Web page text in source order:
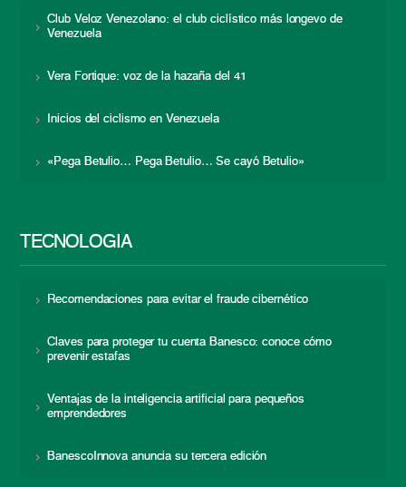
Club Veloz Venezolano: el club ciclístico más longevo de
Venezuela
Vera Fortique: voz de la hazaña del 41
Inicios del ciclismo en Venezuela
«Pega Betulio… Pega Betulio… Se cayó Betulio»
TECNOLOGÍA
Recomendaciones para evitar el fraude cibernético
Claves para proteger tu cuenta Banesco: conoce cómo
prevenir estafas
Ventajas de la inteligencia artificial para pequeños
emprendedores
BanescoInnova anuncia su tercera edición